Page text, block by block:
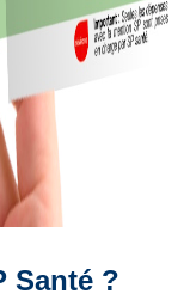
Santé ?